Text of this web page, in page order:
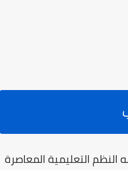
النظم التعليمية المعاصرة